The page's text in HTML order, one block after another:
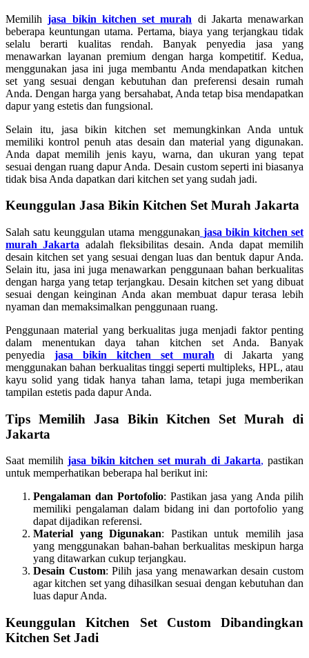
Memilihjasa bikin kitchen set murah di Jakarta menawarkan
beberapa keuntungan utama. Pertama, biaya yang terjangkau tidak
selalu berarti kualitas rendah. Banyak penyedia jasa yang
menawarkan layanan premium dengan harga kompetitif. Kedua,
menggunakan jasa ini juga membantu Anda mendapatkan kitchen
set yang sesuai dengan kebutuhan dan preferensi desain rumah
Anda. Dengan harga yang bersahabat, Anda tetap bisa mendapatkan
dapur yang estetis dan fungsional.
Selain itu, jasa bikin kitchen set memungkinkan Anda untuk
memiliki kontrol penuh atas desain dan material yang digunakan.
Anda dapat memilih jenis kayu, warna, dan ukuran yang tepat
sesuai dengan ruang dapur Anda. Desain custom seperti ini biasanya
tidak bisa Anda dapatkan dari kitchen set yang sudah jadi.
Keunggulan Jasa Bikin Kitchen Set Murah Jakarta
Salah satu keunggulan utama menggunakan jasa bikin kitchen set
murah Jakarta adalah fleksibilitas desain. Anda dapat memilih
desain kitchen set yang sesuai dengan luas dan bentuk dapur Anda.
Selain itu, jasa ini juga menawarkan penggunaan bahan berkualitas
dengan harga yang tetap terjangkau. Desain kitchen set yang dibuat
sesuai dengan keinginan Anda akan membuat dapur terasa lebih
nyaman dan memaksimalkan penggunaan ruang.
Penggunaan material yang berkualitas juga menjadi faktor penting
dalam menentukan daya tahan kitchen set Anda. Banyak
penyedia jasa bikin kitchen set murah di Jakarta yang
menggunakan bahan berkualitas tinggi seperti multipleks, HPL, atau
kayu solid yang tidak hanya tahan lama, tetapi juga memberikan
tampilan estetis pada dapur Anda.
Tips Memilih Jasa Bikin Kitchen Set Murah di
Jakarta
Saat memilihjasa bikin kitchen set murah di Jakarta, pastikan
untuk memperhatikan beberapa hal berikut ini:
Pengalaman dan Portofolio: Pastikan jasa yang Anda pilih
memiliki pengalaman dalam bidang ini dan portofolio yang
dapat dijadikan referensi.
Material yang Digunakan: Pastikan untuk memilih jasa
yang menggunakan bahan-bahan berkualitas meskipun harga
yang ditawarkan cukup terjangkau.
Desain Custom: Pilih jasa yang menawarkan desain custom
agar kitchen set yang dihasilkan sesuai dengan kebutuhan dan
luas dapur Anda.
Keunggulan Kitchen Set Custom Dibandingkan
Kitchen Set Jadi